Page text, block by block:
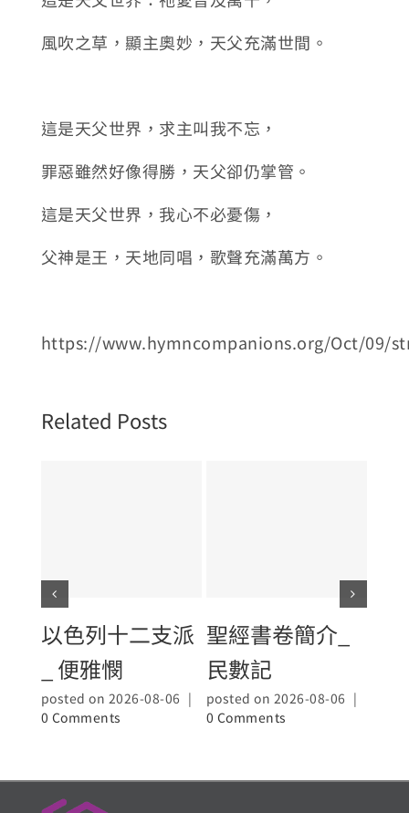
風吹之草，顯主奧妙，天父充滿世間。
這是天父世界，求主叫我不忘，
罪惡雖然好像得勝，天父卻仍掌管。
這是天父世界，我心不必憂傷，
父神是王，天地同唱，歌聲充滿萬方。
https://www.hymncompanions.org/Oct/09/
Related Posts
以色列十二支派
_ 便雅憫
posted on 2026-08-06 |
0 Comments
聖經書卷簡介_
民數記
posted on 2026-08-06 |
0 Comments